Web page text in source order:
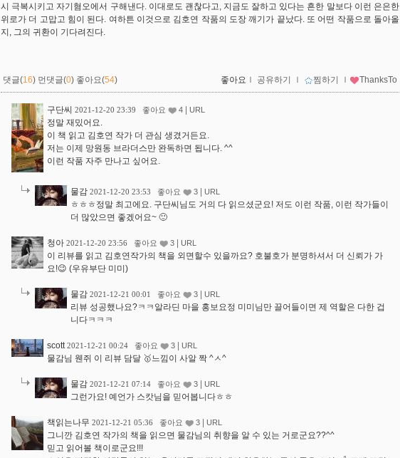
시 극복시키고 자기혐오에서 구해낸다. 이대로도 괜찮다고, 지금도 잘하고 있다는 흔한 말보다 이런 은은한
위로가 더 고맙고 힘이 된다. 여하튼 이것으로 김호연 작품의 도장 깨기가 끝났다. 또 어떤 작품으로 돌아올
지, 그의 귀환이 기다려진다.
댓글(16) 먼댓글(0) 좋아요(54) 좋아요 ｌ 공유하기 ｌ 찜하기 ｌ ThanksTo
구단씨 2021-12-20 23:39 좋아요 4 URL
정말 재밌어요.
이 책 읽고 김호연 작가 더 관심 생겼거든요.
저는 이제 망원동 브라더스만 완독하면 됩니다. ^^
이런 작품 자주 만나고 싶어요.
물감 2021-12-20 23:53 좋아요 3 URL
ㅎㅎㅎ정말 최고에요. 구단씨님도 거의 다 읽으셨군요! 저도 이런 작품, 이런 작가들이
더 많았으면 좋겠어요~ 🙂
청아 2021-12-20 23:56 좋아요 3 URL
이 리뷰를 읽고 김호연작가의 책을 외면할수 있을까요? 호불호가 분명하셔서 더 신뢰가 가
요!😉 (우유부단 미미)
물감 2021-12-21 00:01 좋아요 3 URL
리뷰 성공했나요?ㅋㅋ알라딘 마을 홍보요정 미미님만 끌어들이면 제 역할은 다한 겁
니다ㅋㅋㅋ
scott 2021-12-21 00:24 좋아요 3 URL
물감님 웬쥐 이 리뷰 담달 🥇느낌이 사알 짝 ^ㅅ^
물감 2021-12-21 07:14 좋아요 3 URL
그런가요! 예언가 스캇님을 믿어봅니다ㅎㅎ
책읽는나무 2021-12-21 05:36 좋아요 3 URL
그니깐 김호연 작가의 책을 읽으면 물감님의 취향을 알 수 있는 거로군요??^^
믿고 읽어볼 책이로군요!!!